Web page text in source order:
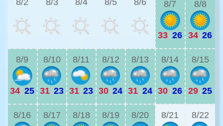
8/2 8/3 8/4 8/5 8/6 8/7
33|26
8/8
34|26
8/9
34|25
8/10
31|23
8/11
31|23
8/12
30|24
8/13
31|24
8/14
30|26
8/15
29|25
8/16 8/17 8/18 8/19 8/20 8/21 8/22